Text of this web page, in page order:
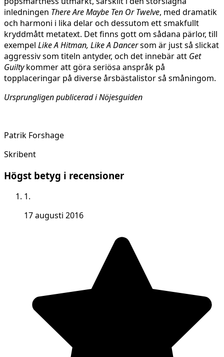
inledningen There Are Maybe Ten Or Twelve, med dramatik
och harmoni i lika delar och dessutom ett smakfullt
kryddmått metatext. Det finns gott om sådana pärlor, till
exempel Like A Hitman, Like A Dancersom är just så slickat
aggressiv som titeln antyder, och det innebär att Get
Guiltykommer att göra seriösa anspråk på
topplaceringar på diverse årsbästalistor så småningom.
Ursprungligen publicerad i Nöjesguiden
Patrik Forshage
Skribent
Högst betyg i recensioner
1.
17 augusti 2016